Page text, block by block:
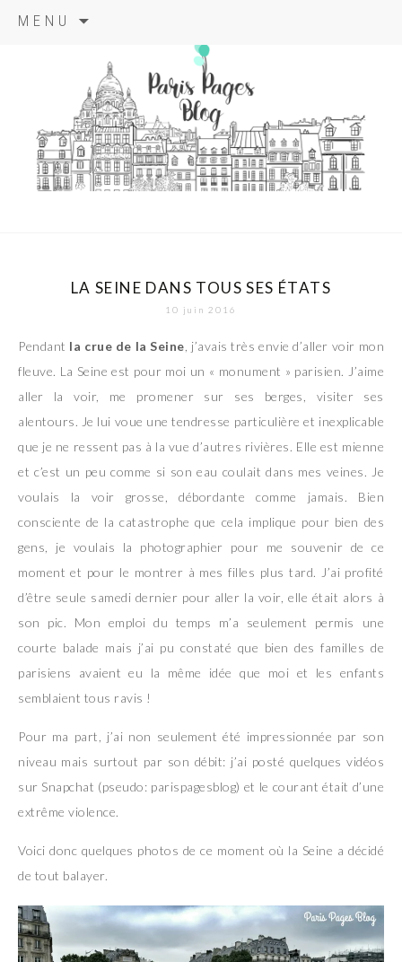
MENU
principal
paris pages
blog
LA SEINE DANS TOUS SES ÉTATS
10 juin 2016
Pendant la crue de la Seine , j’avais très envie d’aller voir mon
fleuve. La Seine est pour moi un « monument » parisien. J’aime
aller la voir, me promener sur ses berges, visiter ses
alentours. Je lui voue une tendresse particulière et inexplicable
que je ne ressent pas à la vue d’autres rivières. Elle est mienne
et c’est un peu comme si son eau coulait dans mes veines. Je
voulais la voir grosse, débordante comme jamais. Bien
consciente de la catastrophe que cela implique pour bien des
gens, je voulais la photographier pour me souvenir de ce
moment et pour le montrer à mes filles plus tard. J’ai profité
d’être seule samedi dernier pour aller la voir, elle était alors à
son pic. Mon emploi du temps m’a seulement permis une
courte balade mais j’ai pu constaté que bien des familles de
parisiens avaient eu la même idée que moi et les enfants
semblaient tous ravis !
Pour ma part, j’ai non seulement été impressionnée par son
niveau mais surtout par son débit: j’ai posté quelques vidéos
sur Snapchat (pseudo: parispagesblog) et le courant était d’une
extrême violence.
Voici donc quelques photos de ce moment où la Seine a décidé
de tout balayer.